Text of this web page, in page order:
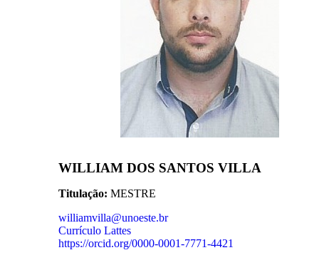
WILLIAM DOS SANTOS VILLA
Titulação: MESTRE
williamvilla@unoeste.br
Currículo Lattes
https://orcid.org/0000-0001-7771-4421